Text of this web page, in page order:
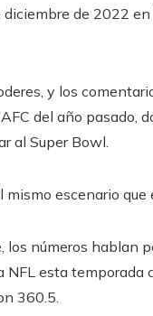
de 2022 en
y los
del año pasado,
al Super Bowl.
escenario
números hablan
esta temporada
360.5.